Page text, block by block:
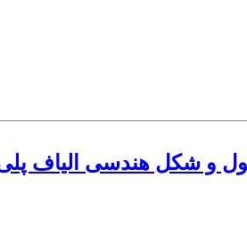
و شکل هندسی الیاف